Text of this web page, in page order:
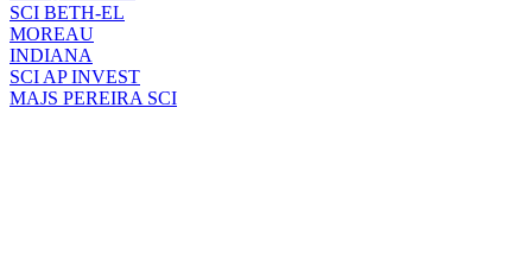
SCI BETH-EL
MOREAU
INDIANA
SCI AP INVEST
MAJS PEREIRA SCI